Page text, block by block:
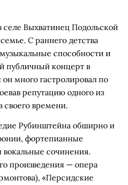
Выхватинец Подольской
С раннего детства
способности и
публичный концерт в
много гастролировал по
репутацию одного из
своего времени.
Рубинштейна обширно и
фортепианные
сочинения.
произведения — опера
«Персидские